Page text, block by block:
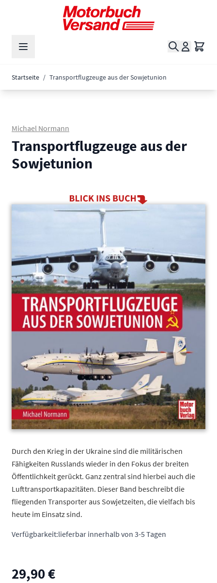
Zum Inhalt springen
Suche
Startseite / Transportflugzeuge aus der Sowjetunion
Michael Normann
Transportflugzeuge aus der
Sowjetunion
Main image
Click to view image in fullscreen
Durch den Krieg in der Ukraine sind die militärischen
Fähigkeiten Russlands wieder in den Fokus der breiten
Öffentlichkeit gerückt. Ganz zentral sind hierbei auch die
Lufttransportkapazitäten. Dieser Band beschreibt die
fliegenden Transporter aus Sowjetzeiten, die vielfach bis
heute im Einsatz sind.
Verfügbarkeit:lieferbar innerhalb von 3-5 Tagen
29,90 €